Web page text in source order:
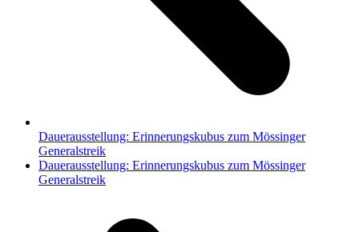
Dauerausstellung: Erinnerungskubus zum Mössinger
Generalstreik
Nächster
Beitrag:
Dauerausstellung: Erinnerungskubus zum Mössinger
Generalstreik